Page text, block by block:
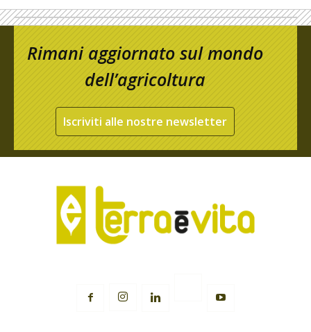
Rimani aggiornato sul mondo
dell’agricoltura
Iscriviti alle nostre newsletter